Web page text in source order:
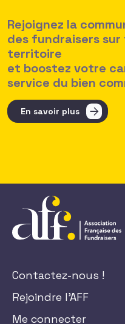
Rejoignez la
des fundraisers
territoire
et boostez votre
service du bien
En savoir plus
Contactez-nous !
Rejoindre l'AFF
Me connecter